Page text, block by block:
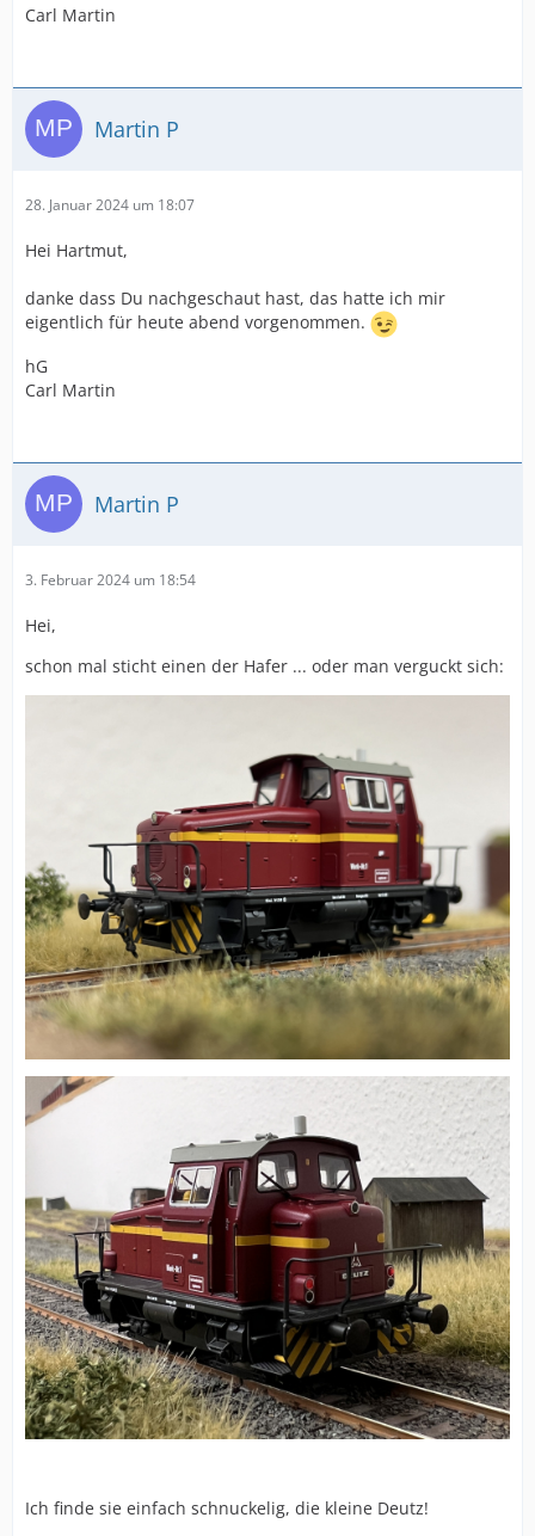
Carl Martin
Martin P
28. Januar 2024 um 18:07
Hei Hartmut,
danke dass Du nachgeschaut hast, das hatte ich mir
eigentlich für heute abend vorgenommen.
hG
Carl Martin
Martin P
3. Februar 2024 um 18:54
Hei,
schon mal sticht einen der Hafer ... oder man verguckt sich:
Ich finde sie einfach schnuckelig, die kleine Deutz!